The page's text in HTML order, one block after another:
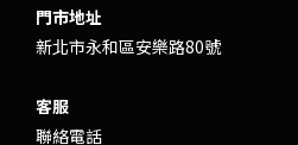
門市地址
新北市永和區安樂路80號
客服
聯絡電話